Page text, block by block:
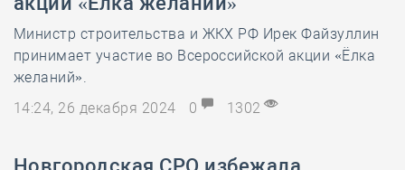
Министр строительства и ЖКХ РФ Ирек Файзуллин
принимает участие во Всероссийской акции «Ёлка
желаний».
14:24, 26 декабря 2024
0 1302